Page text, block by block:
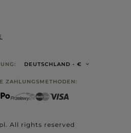
DEUTSCHLAND - €
ZAHLUNGSMETHODEN:
All rights reserved